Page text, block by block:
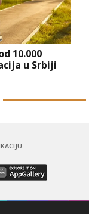
10.000
u Srbiji